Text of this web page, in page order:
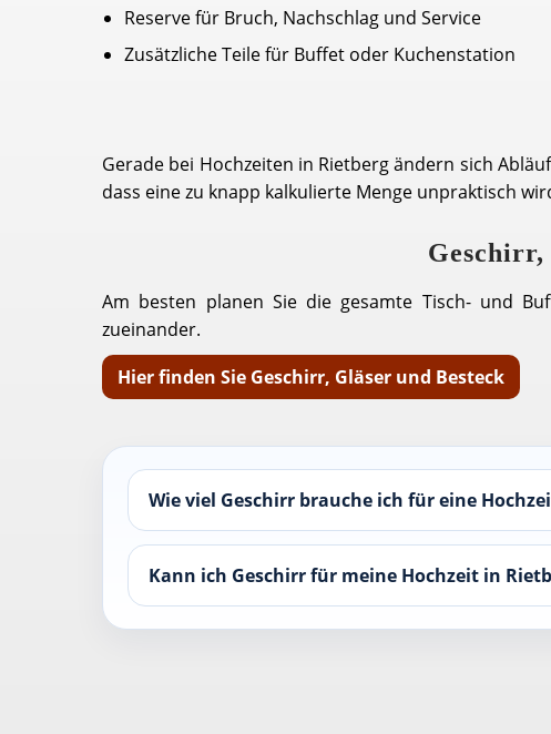
Reserve für Bruch, Nachschlag und Service
Zusätzliche Teile für Buffet oder Kuchenstation
Gerade bei Hochzeiten in Rietberg ändern sich
dass eine zu knapp kalkulierte Menge unpraktisch
Geschirr,
Am besten planen Sie die gesamte Tisch- und
zueinander.
Hier finden Sie Geschirr, Gläser und Besteck
Wie viel Geschirr brauche ich für eine
Kann ich Geschirr für meine Hochzeit in